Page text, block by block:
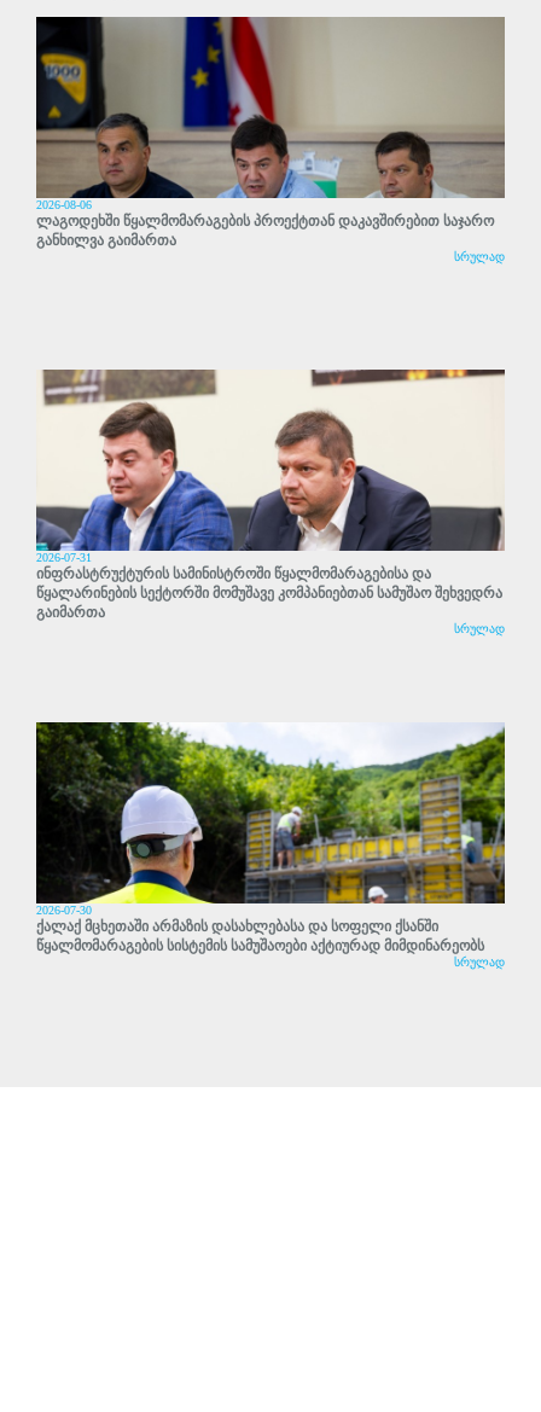
2026-08-06
ლაგოდეხში წყალმომარაგების პროექტთან დაკავშირებით საჯარო
განხილვა გაიმართა
სრულად
2026-07-31
ინფრასტრუქტურის სამინისტროში წყალმომარაგებისა და
წყალარინების სექტორში მომუშავე კომპანიებთან სამუშაო შეხვედრა
გაიმართა
სრულად
2026-07-30
ქალაქ მცხეთაში არმაზის დასახლებასა და სოფელი ქსანში
წყალმომარაგების სისტემის სამუშაოები აქტიურად მიმდინარეობს
სრულად